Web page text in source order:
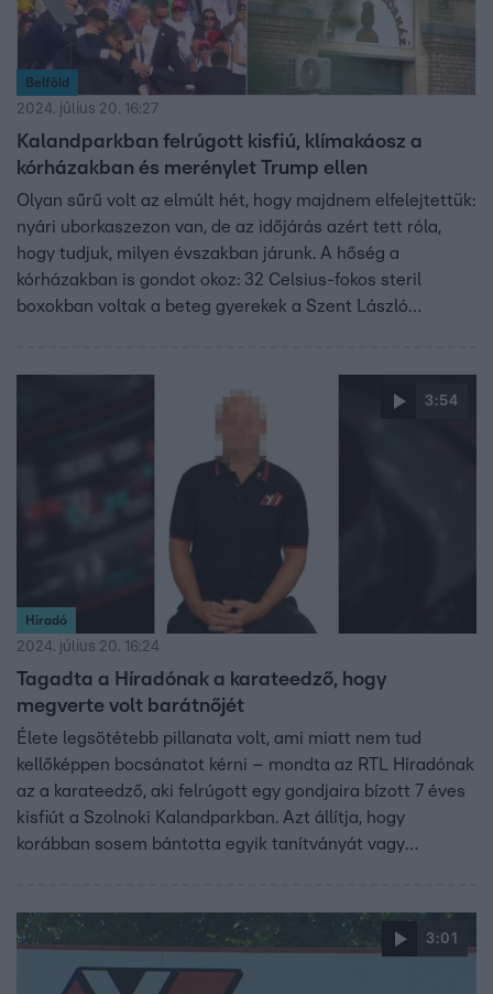
Belföld
2024. július 20. 16:27
Kalandparkban felrúgott kisfiú, klímakáosz a
kórházakban és merénylet Trump ellen
Olyan sűrű volt az elmúlt hét, hogy majdnem elfelejtettük:
nyári uborkaszezon van, de az időjárás azért tett róla,
hogy tudjuk, milyen évszakban járunk. A hőség a
kórházakban is gondot okoz: 32 Celsius-fokos steril
boxokban voltak a beteg gyerekek a Szent László
szappan nélküli mosdóban szülte meg halott magzatát a
Semmelweis Egyetem női klinikáján. Követtük a szolnoki
kalandparkban egy karateedző által felrúgott kisfiú ügyét,
megszólaltak a férfi korábbi tanítványai és a gyerek anyja
is. Meglőtték Donald Trumpot, a volt amerikai elnök élete
centiken múlhatott. Ezek a hét videói.
3:54
Híradó
2024. július 20. 16:24
Tagadta a Híradónak a karateedző, hogy
megverte volt barátnőjét
Élete legsötétebb pillanata volt, ami miatt nem tud
kellőképpen bocsánatot kérni – mondta az RTL Híradónak
az a karateedző, aki felrúgott egy gondjaira bízott 7 éves
kisfiút a Szolnoki Kalandparkban. Azt állítja, hogy
korábban sosem bántotta egyik tanítványát vagy
ígérte, vállalja tettéért a felelősséget.
3:01